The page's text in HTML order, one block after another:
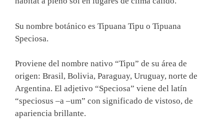
Su nombre botánico es Tipuana Tipu o Tipuana
Speciosa.
Proviene del nombre nativo “Tipu” de su área de
origen: Brasil, Bolivia, Paraguay, Uruguay, norte de
Argentina. El adjetivo “Speciosa” viene del latín
“speciosus –a –um” con significado de vistoso, de
apariencia brillante.